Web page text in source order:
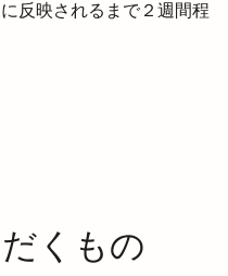
反映されるまで２週間程
くもの